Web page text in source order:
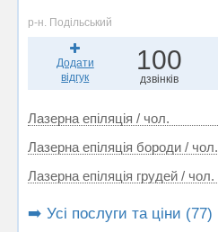
р-н. Подільський
Додати
відгук
100
дзвінків
Лазерна епіляція / чол.
Лазерна епіляція бороди / чол.
Лазерна епіляція грудей / чол.
➡️ Усі послуги та ціни (77)